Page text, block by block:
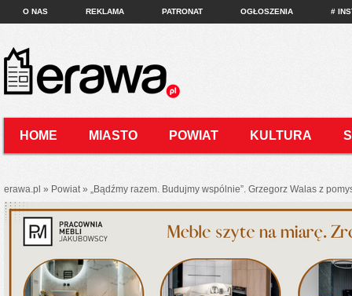
O NAS REKLAMA PATRONAT OGŁOSZENIA #
HOME MIASTO POWIAT KULTURA
erawa.pl » Powiat » „Bądźmy razem. Budujmy wspólnie”. Grzegorz Walas z